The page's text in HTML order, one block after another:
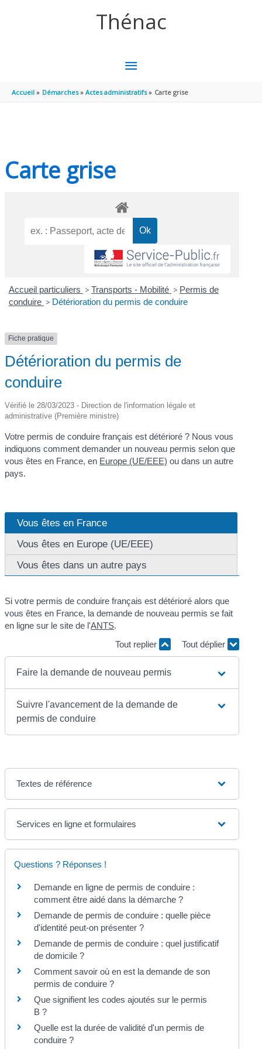
Thénac
MENU
PRINCIPAL
Accueil Démarches Actes administratifs Carte grise
Carte grise
Accueil particuliers > Transports - Mobilité > Permis de
conduire > Détérioration du permis de conduire
Fiche pratique
Détérioration du permis de
conduire
Vérifié le 28/03/2023 - Direction de l'information légale et
administrative (Première ministre)
Votre permis de conduire français est détérioré ? Nous vous
indiquons comment demander un nouveau permis selon que
vous êtes en France, en Europe (UE/EEE) ou dans un autre
pays.
Vous êtes en France
Vous êtes en Europe (UE/EEE)
Vous êtes dans un autre pays
Si votre permis de conduire français est détérioré alors que
vous êtes en France, la demande de nouveau permis se fait
en ligne sur le site de l'ANTS.
Tout replier
Tout déplier
Faire la demande de nouveau permis
Suivre l'avancement de la demande de
permis de conduire
Textes de référence
Services en ligne et formulaires
Questions ? Réponses !
Demande en ligne de permis de conduire :
comment être aidé dans la démarche ?
Demande de permis de conduire : quelle pièce
d'identité peut-on présenter ?
Demande de permis de conduire : quel justificatif
de domicile ?
Comment savoir où en est la demande de son
permis de conduire ?
Que signifient les codes ajoutés sur le permis
B ?
Quelle est la durée de validité d'un permis de
conduire ?